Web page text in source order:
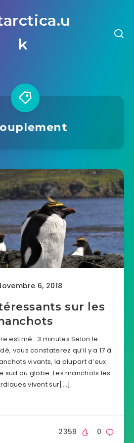
k
6, 2018
sur les
estimé : 3 minutes Selon le
vous constaterez qu’il y a 17 à
vivants, la plupart d’eux
sud du globe. Les manchots les
vivent sur[…]
0
2359